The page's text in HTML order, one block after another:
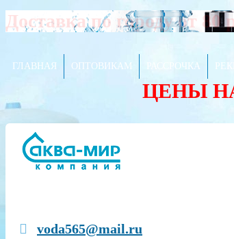
Доставка по городу от 80
ГЛАВНАЯ ОПТОВИКАМ РАССРОЧКА
ЦЕНЫ
voda565@mail.ru